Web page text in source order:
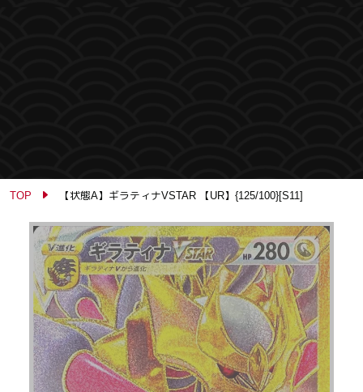
TOP 【状態A】ギラティナVSTAR 【UR】{125/100}[S11]